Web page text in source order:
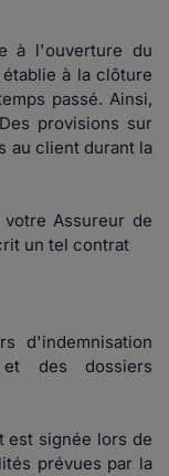
à l'ouverture du
à la clôture
passé. Ainsi,
provisions sur
au client durant la
Assureur de
un tel contrat
d'indemnisation
des dossiers
est signée lors de
prévues par la